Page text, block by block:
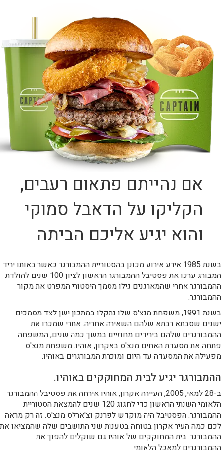
אם נהייתם פתאום רעבים,
הקליקו על הדאבל סמוקי
והוא יגיע אליכם הביתה
בשנת 1985 אירע אירוע מכונן בהסטוריית ההמבורגר כאשר באותו יריד
המבורג ערכו את פסטיבל ההמבורגר הראשון לציון 100 שנים להולדת
ההמבורגר אחרי שהמארגנים גילו מסמך היסטורי המפרט את מקור
ההמבורגר.
בשנת 1991, משפחת מנצ'ס שלו נתקלו במתכון ישן לצד מסמכים
ישנים שסבתא רבתא שלהם השאירה אחריה. אחרי שמכרו את
ההמבורגרים שלהם בירידים מחוזיים במשך כמה שנים, המשפחה
פתחה את מסעדת האחים מנצ'ס באקרון, אוהיו. משפחת מנצ'ס
מפעילה את המסעדה עד היום ומוכרת המבורגרים באוהיו.
ההמבורגר יגיע לבית המחוקקים באוהיו.
ב-28 למאי, 2005, העיירה אקרון, אוהיו אירחה את פסטיבל ההמבורגר
הלאומי השנתי הראשון כדי לחגוג 120 שנים להמצאת הסטוריית
ההמבורגר. הפסטיבל היה מוקדש לפרנק וצ'ארלס מנצ'ס. זה רק מראה
לכם כמה העיר אקרון בטוחה בטענות שני התושבים שלה שהמציאו את
ההמבורגר. בית המחוקקים של אוהיו גם שוקלים להפוך את
ההמבורגרים למאכל הלאומי.